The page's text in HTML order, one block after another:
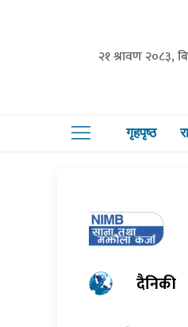
२१ श्रावण २०८३,
गृहपृष्ठ
दैनिकी